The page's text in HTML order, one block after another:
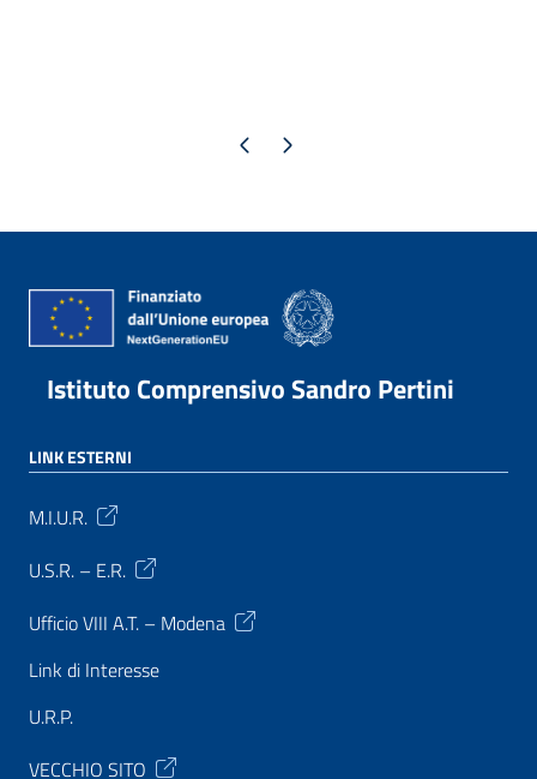
Pagina precedente
Pagina successiva
Istituto Comprensivo Sandro Pertini
LINK ESTERNI
M.I.U.R.
U.S.R. – E.R.
Ufficio VIII A.T. – Modena
Link di Interesse
U.R.P.
VECCHIO SITO